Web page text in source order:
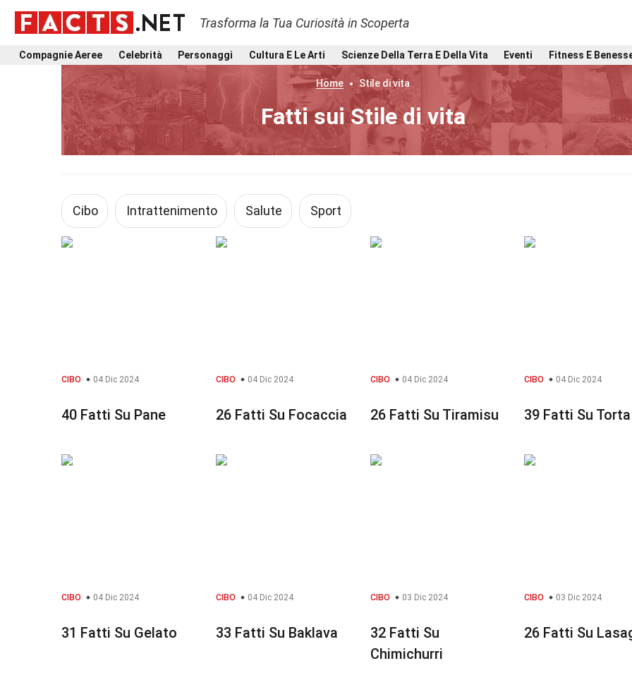
Trasforma la Tua Curiosità in Scoperta
Compagnie Aeree Celebrità Personaggi Cultura E Le Arti Scienze Della Terra E Della Vita Eventi Fitness E
Home Stile di vita
Fatti sui Stile di vita
Cibo Intrattenimento Salute Sport
CIBO 04 Dic 2024
40 Fatti Su Pane
CIBO 04 Dic 2024
26 Fatti Su Focaccia
CIBO 04 Dic 2024
26 Fatti Su Tiramisu
CIBO 04 Dic 2024
39 Fatti Su Torta
CIBO 04 Dic 2024
31 Fatti Su Gelato
CIBO 04 Dic 2024
33 Fatti Su Baklava
CIBO 03 Dic 2024
32 Fatti Su
Chimichurri
CIBO 03 Dic 2024
26 Fatti Su